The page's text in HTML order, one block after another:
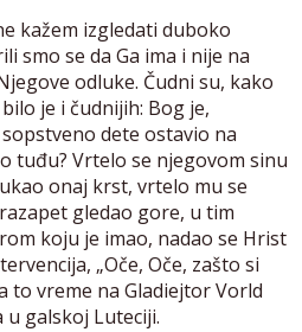
kažem izgledati duboko
smo se da Ga ima i nije na
odluke. Čudni su, kako
je i čudnijih: Bog je,
dete ostavio na
tuđu? Vrtelo se njegovom sinu
onaj krst, vrtelo mu se
gledao gore, u tim
koju je imao, nadao se Hrist
„Oče, Oče, zašto si
to vreme na Gladiejtor Vorld
galskoj Luteciji.